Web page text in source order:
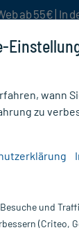
ab 55€ | In
Zeit:Gratis-
wann
zu
und
(Criteo,